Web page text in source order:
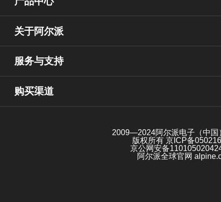
关于阿尔派
服务与支持
购买渠道
2009—2024阿尔派电子（中国
版权所有 京ICP备
京公网安备
阿尔派全球官网